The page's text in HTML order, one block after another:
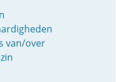
van/over